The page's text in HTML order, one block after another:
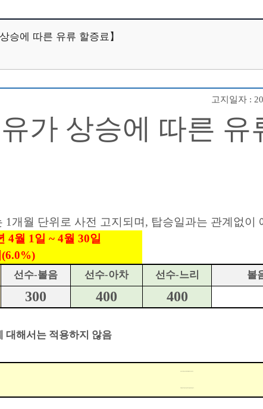
승에 따른 유류 할증료】
고지일자 :
유가 상승에 따른 유
1개월 단위로 사전 고지되며, 탑승일과는 관계없이
4월 1일 ~ 4월 30일
선수-볼음 선수-아차 선수-느리 볼
300 400 400
대해서는 적용하지 않음